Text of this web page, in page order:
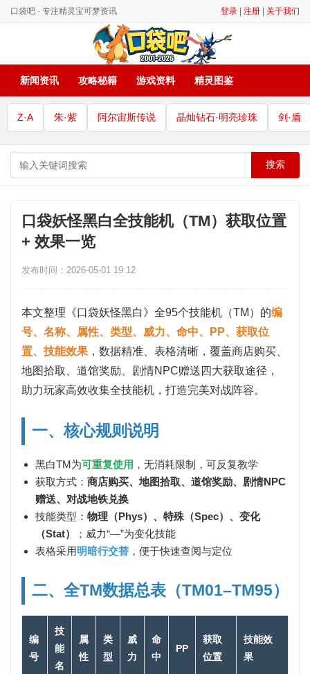
口袋吧 · 专注精灵宝可梦资讯 登录 注册 关于我们
新闻资讯 攻略秘籍 游戏资料 精灵图鉴
Z·A 朱·紫 阿尔宙斯传说 晶灿钻石·明亮珍珠 剑·盾
搜索
口袋妖怪黑白全技能机（TM）获取位置
+ 效果一览
发布时间：2026-05-01 19:12
本文整理《口袋妖怪黑白》全95个技能机（TM）的编
号、名称、属性、类型、威力、命中、PP、获取位
置、技能效果 ，数据精准、表格清晰，覆盖商店购买、
地图拾取、道馆奖励、剧情NPC赠送四大获取途径，
助力玩家高效收集全技能机，打造完美对战阵容。
一、核心规则说明
黑白TM为可重复使用 ，无消耗限制，可反复教学
获取方式： 商店购买、地图拾取、道馆奖励、剧情NPC
赠送、对战地铁兑换
技能类型： 物理（Phys）、特殊（Spec）、变化
（Stat）
；威力“—”为变化技能
表格采用明暗行交替 ，便于快速查阅与定位
二、全TM数据总表（TM01–TM95）
编
号
技
能
名
属
性
类
型
威
力
命
中
PP
获取
位置
技能效
果